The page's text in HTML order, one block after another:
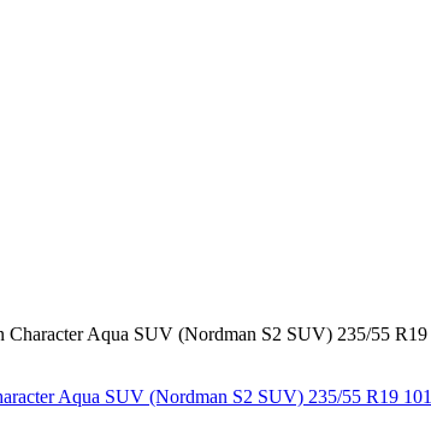
Aqua SUV (Nordman S2 SUV) 235/55